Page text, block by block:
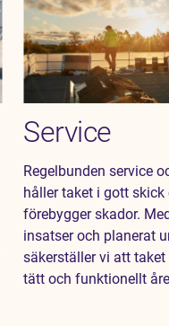
Service
Regelbunden service
håller taket i gott skick
förebygger skador.
insatser och planerat
säkerställer vi att
tätt och funktionellt